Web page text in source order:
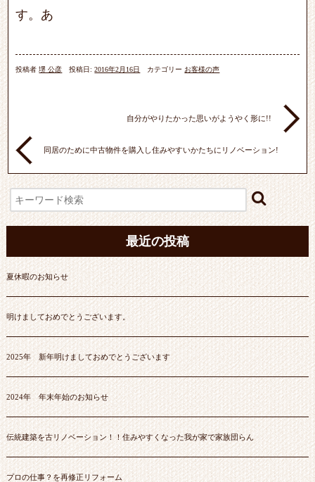
す。あ
投稿者堺 公彦 投稿日:2016年2月16日 カテゴリー お客様の声
自分がやりたかった思いがようやく形に!!
同居のために中古物件を購入し住みやすいかたちにリノベーション!
最近の投稿
夏休暇のお知らせ
明けましておめでとうございます。
2025年 新年明けましておめでとうございます
2024年 年末年始のお知らせ
伝統建築を古リノベーション！！住みやすくなった我が家で家族団らん
プロの仕事？を再修正リフォーム